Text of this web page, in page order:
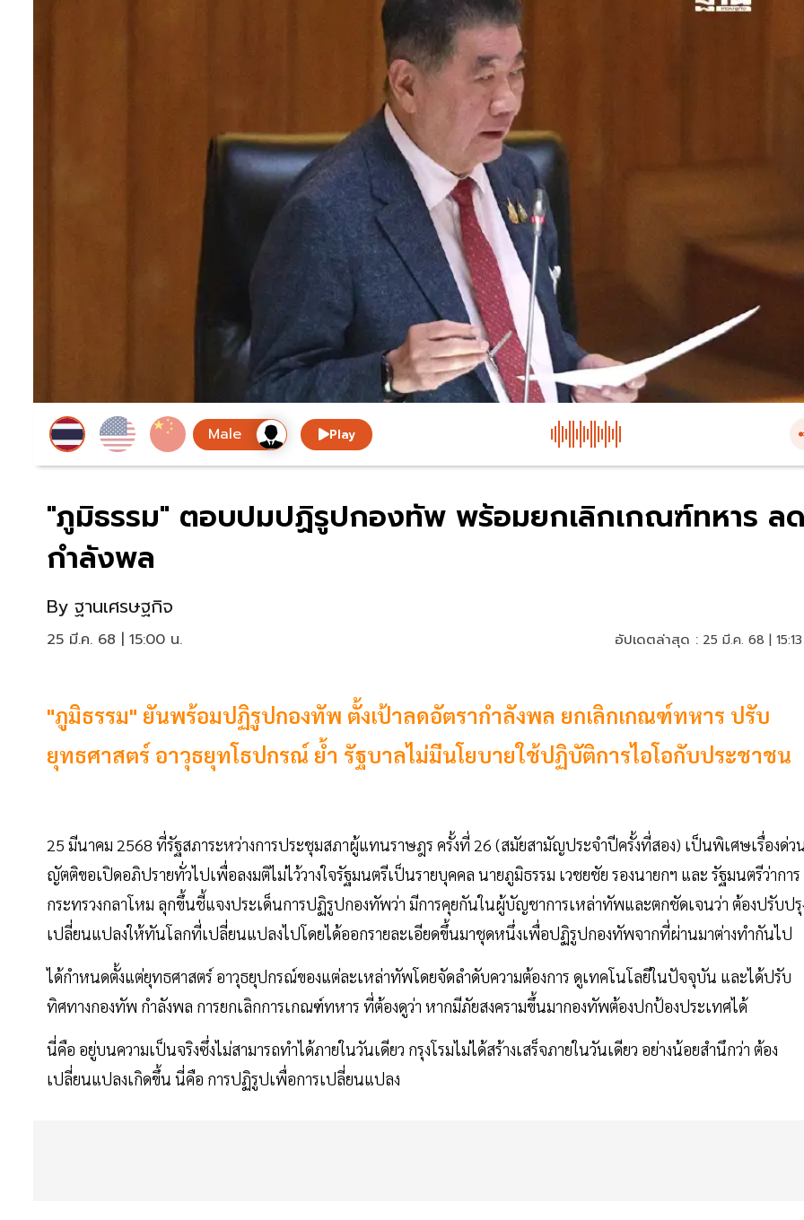
Play
"ภูมิธรรม" ตอบปมปฏิรูปกองทัพ พร้อมยกเลิกเกณฑ์ทหาร ล
กำลังพล
By ฐานเศรษฐกิจ
25 มี.ค. 68 | 15:00 น. อัปเดตล่าสุด : 25 มี.ค. 68 |
"ภูมิธรรม" ยันพร้อมปฏิรูปกองทัพ ตั้งเป้าลดอัตรากำลังพล ยกเลิกเกณฑ์ทหาร ปรับ
ยุทธศาสตร์ อาวุธยุทโธปกรณ์ ย้ำ รัฐบาลไม่มีนโยบายใช้ปฏิบัติการไอโอกับประชาชน
25 มีนาคม 2568 ที่รัฐสภาระหว่างการประชุมสภาผู้แทนราษฎร ครั้งที่ 26 (สมัยสามัญประจำปีครั้งที่สอง) เป็นพิเศษเรื่องด่ว
ญัตติขอเปิดอภิปรายทั่วไปเพื่อลงมติไม่ไว้วางใจรัฐมนตรีเป็นรายบุคคล นายภูมิธรรม เวชยชัย รองนายกฯ และ รัฐมนตรีว่าการ
กระทรวงกลาโหม ลุกขึ้นชี้แจงประเด็นการปฏิรูปกองทัพว่า มีการคุยกันในผู้บัญชาการเหล่าทัพและตกชัดเจนว่า ต้องปรับปรุ
เปลี่ยนแปลงให้ทันโลกที่เปลี่ยนแปลงไปโดยได้ออกรายละเอียดขึ้นมาชุดหนึ่งเพื่อปฏิรูปกองทัพจากที่ผ่านมาต่างทำกันไป
ได้กำหนดตั้งแต่ยุทธศาสตร์ อาวุธยุปกรณ์ของแต่ละเหล่าทัพโดยจัดลำดับความต้องการ ดูเทคโนโลยีในปัจจุบัน และได้ปรับ
ทิศทางกองทัพ กำลังพล การยกเลิกการเกณฑ์ทหาร ที่ต้องดูว่า หากมีภัยสงครามขึ้นมากองทัพต้องปกป้องประเทศได้
นี่คือ อยู่บนความเป็นจริงซึ่งไม่สามารถทำได้ภายในวันเดียว กรุงโรมไม่ได้สร้างเสร็จภายในวันเดียว อย่างน้อยสำนึกว่า ต้อง
เปลี่ยนแปลงเกิดขึ้น นี่คือ การปฏิรูปเพื่อการเปลี่ยนแปลง